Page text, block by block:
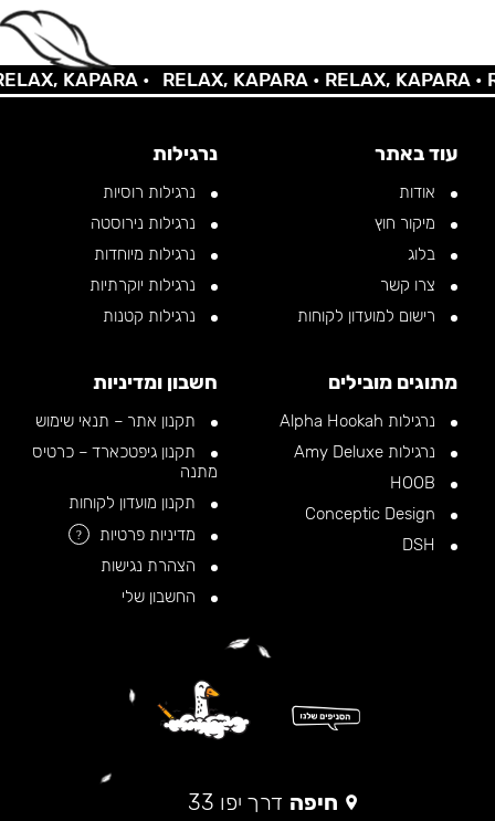
KAPARA • RELAX, KAPARA •RELAX, KAPARA •
עוד באתר
אודות
מיקור חוץ
בלוג
צרו קשר
רישום למועדון לקוחות
נרגילות
נרגילות רוסיות
נרגילות נירוסטה
נרגילות מיוחדות
נרגילות יוקרתיות
נרגילות קטנות
מתוגים מובילים
נרגילות Alpha Hookah
נרגילות Amy Deluxe
חשבון ומדיניות
תקנון אתר – תנאי שימוש
תקנון גיפטכארד – כרטיס
מתנה
תקנון מועדון לקוחות
מדיניות פרטיות
?
הצהרת נגישות
החשבון שלי
חיפה דרך יפו 33